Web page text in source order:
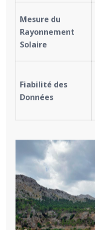
Mesure du
Rayonnement
Solaire
Fiabilité des
Données